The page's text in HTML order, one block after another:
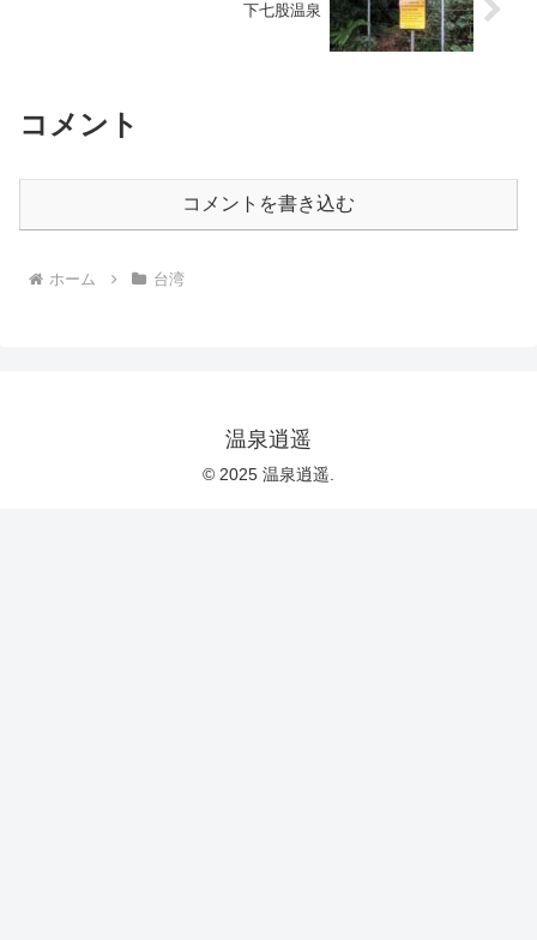
下七股温泉
コメント
コメントを書き込む
ホーム 台湾
温泉逍遥
© 2025 温泉逍遥.